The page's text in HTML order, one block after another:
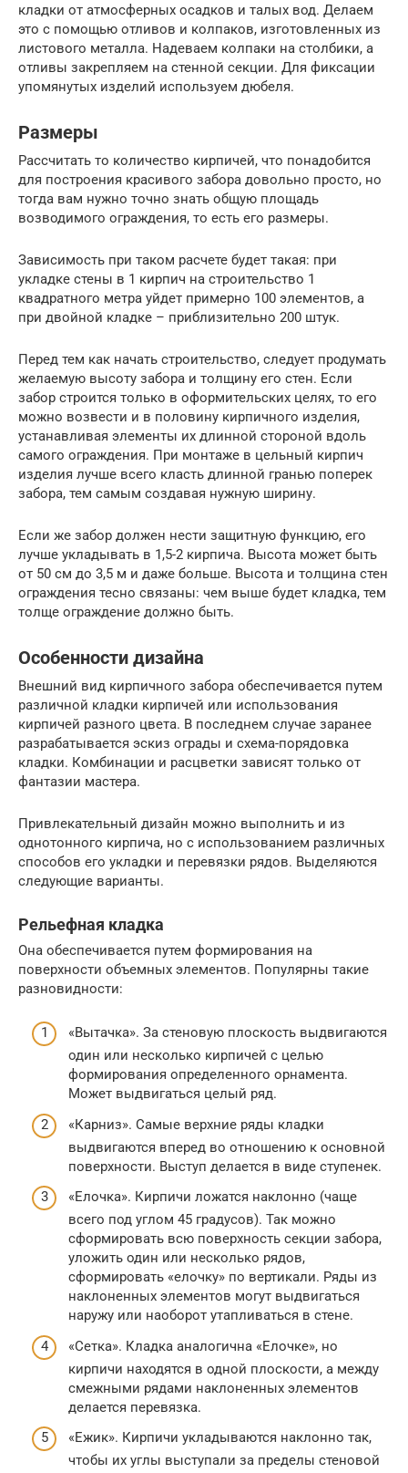
кладки от атмосферных осадков и талых вод. Делаем
это с помощью отливов и колпаков, изготовленных из
листового металла. Надеваем колпаки на столбики, а
отливы закрепляем на стенной секции. Для фиксации
упомянутых изделий используем дюбеля.
Размеры
Рассчитать то количество кирпичей, что понадобится
для построения красивого забора довольно просто, но
тогда вам нужно точно знать общую площадь
возводимого ограждения, то есть его размеры.
Зависимость при таком расчете будет такая: при
укладке стены в 1 кирпич на строительство 1
квадратного метра уйдет примерно 100 элементов, а
при двойной кладке – приблизительно 200 штук.
Перед тем как начать строительство, следует продумать
желаемую высоту забора и толщину его стен. Если
забор строится только в оформительских целях, то его
можно возвести и в половину кирпичного изделия,
устанавливая элементы их длинной стороной вдоль
самого ограждения. При монтаже в цельный кирпич
изделия лучше всего класть длинной гранью поперек
забора, тем самым создавая нужную ширину.
Если же забор должен нести защитную функцию, его
лучше укладывать в 1,5-2 кирпича. Высота может быть
от 50 см до 3,5 м и даже больше. Высота и толщина стен
ограждения тесно связаны: чем выше будет кладка, тем
толще ограждение должно быть.
Особенности дизайна
Внешний вид кирпичного забора обеспечивается путем
различной кладки кирпичей или использования
кирпичей разного цвета. В последнем случае заранее
разрабатывается эскиз ограды и схема-порядовка
кладки. Комбинации и расцветки зависят только от
фантазии мастера.
Привлекательный дизайн можно выполнить и из
однотонного кирпича, но с использованием различных
способов его укладки и перевязки рядов. Выделяются
следующие варианты.
Рельефная кладка
Она обеспечивается путем формирования на
поверхности объемных элементов. Популярны такие
разновидности:
«Вытачка». За стеновую плоскость выдвигаются
один или несколько кирпичей с целью
формирования определенного орнамента.
Может выдвигаться целый ряд.
«Карниз». Самые верхние ряды кладки
выдвигаются вперед во отношению к основной
поверхности. Выступ делается в виде ступенек.
«Елочка». Кирпичи ложатся наклонно (чаще
всего под углом 45 градусов). Так можно
сформировать всю поверхность секции забора,
уложить один или несколько рядов,
сформировать «елочку» по вертикали. Ряды из
наклоненных элементов могут выдвигаться
наружу или наоборот утапливаться в стене.
«Сетка». Кладка аналогична «Елочке», но
кирпичи находятся в одной плоскости, а между
смежными рядами наклоненных элементов
делается перевязка.
«Ежик». Кирпичи укладываются наклонно так,
чтобы их углы выступали за пределы стеновой